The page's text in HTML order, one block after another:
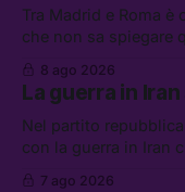
Tra Madrid e Roma
che non sa spiegare
di difesa tra Arabia
carburante
8 ago 2026
La guerra in
Nel partito
con la guerra in Iran
7 ago 2026